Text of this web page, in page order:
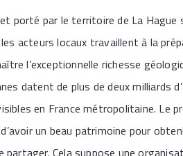
porté par le territoire de La Hague
acteurs locaux travaillent à la
l’exceptionnelle richesse
datent de plus de deux milliards
en France métropolitaine. Le
un beau patrimoine pour